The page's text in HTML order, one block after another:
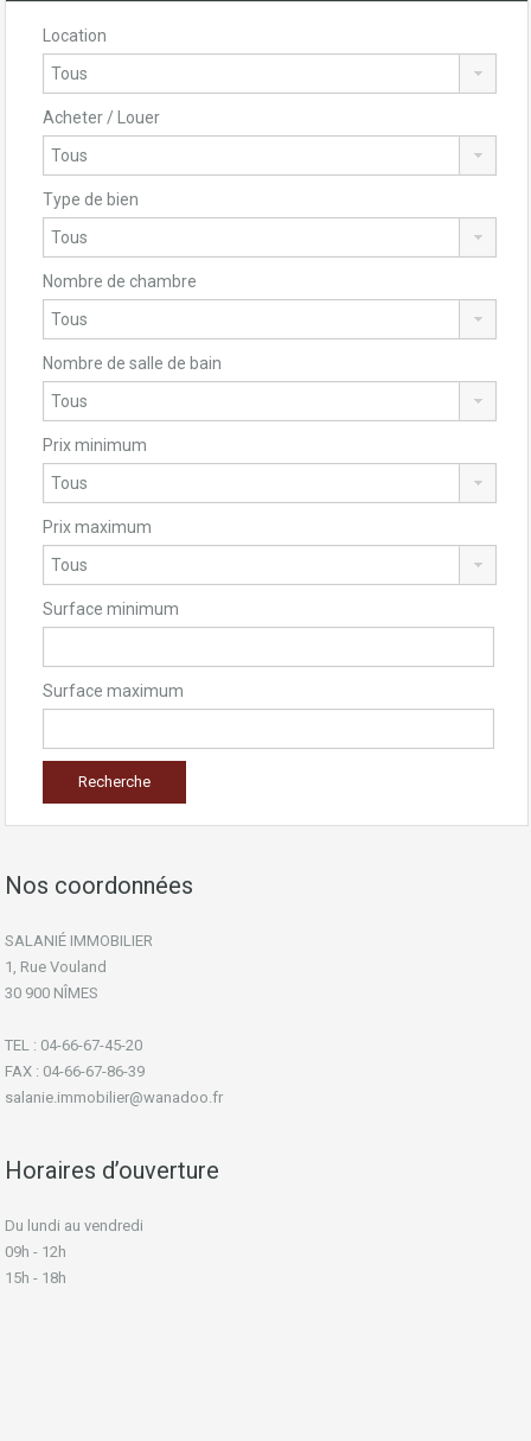
Location
Acheter / Louer
Type de bien
Nombre de chambre
Nombre de salle de bain
Prix minimum
Prix maximum
Surface minimum
Surface maximum
Nos coordonnées
SALANIÉ IMMOBILIER
1, Rue Vouland
30 900 NÎMES
TEL : 04-66-67-45-20
FAX : 04-66-67-86-39
salanie.immobilier@wanadoo.fr
Horaires d’ouverture
Du lundi au vendredi
09h - 12h
15h - 18h